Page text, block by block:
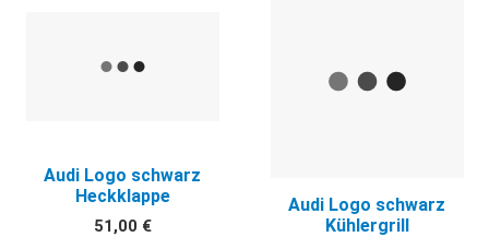
Audi Logo schwarz
Heckklappe
51,00 €
Audi Logo schwarz
Kühlergrill